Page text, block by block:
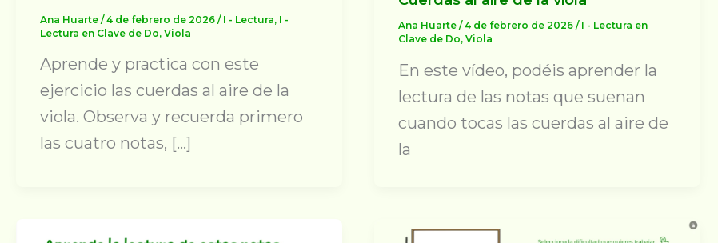
Ana Huarte /4 de febrero de 2026 / I - Lectura, I -
Lectura en Clave de Do, Viola
Aprende y practica con este
ejercicio las cuerdas al aire de la
viola. Observa y recuerda primero
las cuatro notas, […]
Ana Huarte /4 de febrero de 2026 / I - Lectura en
Clave de Do, Viola
En este vídeo, podéis aprender la
lectura de las notas que suenan
cuando tocas las cuerdas al aire de
la